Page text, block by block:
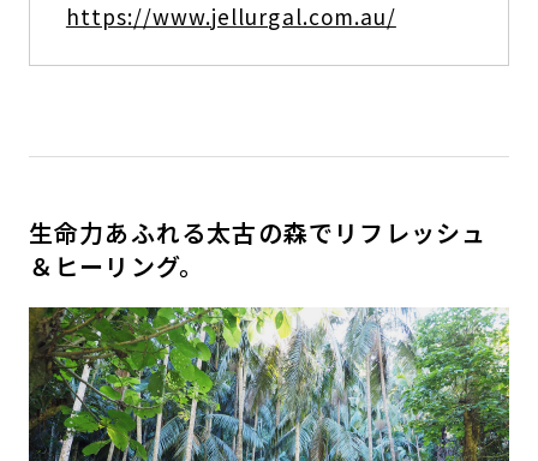
https://www.jellurgal.com.au/
生命力あふれる太古の森でリフレッシュ
＆ヒーリング。